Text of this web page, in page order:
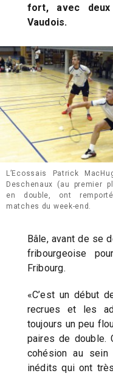
fort, avec
Vaudois.
L’Ecossais Patrick
Deschenaux (au premier
en double, ont
matches du week-end.
Bâle, avant de se
fribourgeoise
Fribourg.
«C’est un début
recrues et les
toujours un peu
paires de double.
cohésion au sein
inédits qui ont